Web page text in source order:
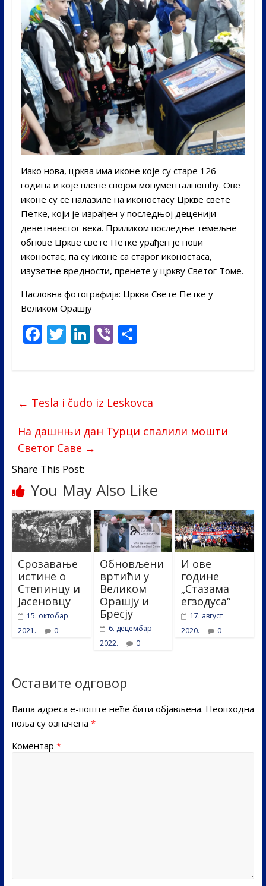
Иако нова, црква има иконе које су старе 126
година и које плене својом монументалношћу. Ове
иконе су се налазиле на иконостасу Цркве свете
Петке, који је израђен у последњој деценији
деветнаестог века. Приликом последње темељне
обнове Цркве свете Петке урађен је нови
иконостас, па су иконе са старог иконостаса,
изузетне вредности, пренете у цркву Светог Томе.
Насловна фотографија: Црква Свете Петке у
Великом Орашју
F
o
o
k
T Li
dI
n
Vi S
← Tesla i čudo iz Leskovca
На дашнњи дан Турци спалили мошти
Светог Саве →
Share This Post:
You May Also Like
Срозавање
истине о
Степинцу и
Јасеновцу
15. октобар
2021.
0
Обновљени
вртићи у
Великом
Орашју и
Бресју
6. децембар
2022.
0
И ове
године
„Стазама
егзодуса“
17. август
2020.
0
Оставите одговор
Ваша адреса е-поште неће бити објављена. Неопходна
поља су означена *
Коментар *